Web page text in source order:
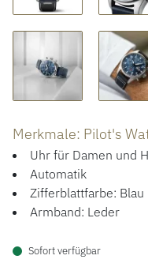
ACCESSOIRES
ÜBER UNS
Merkmale: Pilot's
Uhr für Damen und
Automatik
Zifferblattfarbe: Blau
Armband: Leder
Sofort verfügbar